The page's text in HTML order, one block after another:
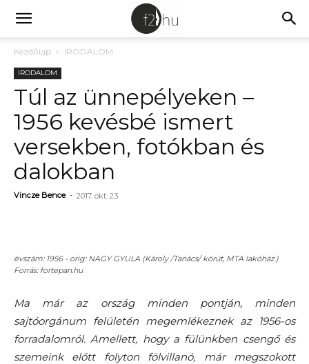
Kezdőlap IRODALOM
IRODALOM
Túl az ünnepélyeken –
1956 kevésbé ismert
versekben, fotókban és
dalokban
Vincze Bence - 2017. okt. 23.
évszám: 1956 - orig: NAGY GYULA (Károly /Tanács/ körút, MTA lakóház.)
Forrás: fortepan.hu
Ma már az ország minden pontján, minden
sajtóorgánum felületén megemlékeznek az 1956-os
forradalomról. Amellett, hogy a fülünkben csengő és
szemeink előtt folyton fölvillanó, már megszokott